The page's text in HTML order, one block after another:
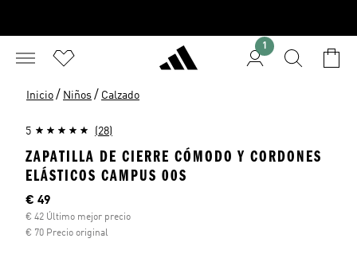
1
Inicio / Niños / Calzado
5 (28)
ZAPATILLA DE CIERRE CÓMODO Y CORDONES
ELÁSTICOS CAMPUS 00S
Precio actual
€ 49
€ 42 Último mejor precio
€ 70 Precio original